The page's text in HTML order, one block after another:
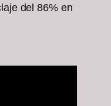
del 86% en